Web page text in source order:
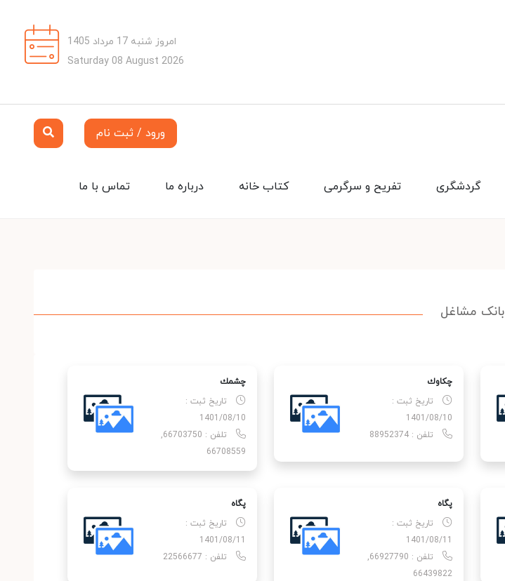
امروز شنبه 17 مرداد 1405
Saturday 08 August 2026
ورود / ثبت نام
تماس با ما درباره ما کتاب خانه تفریح و سرگرمی گردشگری
بانک مشاغل
چكاوك
تاریخ ثبت :
1401/08/10
تلفن : 88952374
چشمك
تاریخ ثبت :
1401/08/10
تلفن : 66703750,
66708559
پگاه
تاریخ ثبت :
1401/08/11
تلفن : 66927790,
66439822
پگاه
تاریخ ثبت :
1401/08/11
تلفن : 22566677